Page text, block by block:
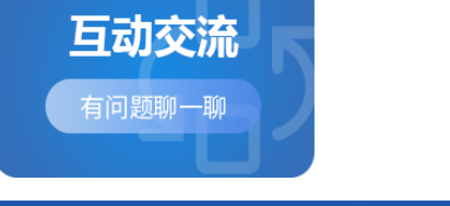
阿根廷一剧院门口汽车失
控冲上人行道...
当地时间7月10日晚，阿根廷
门多萨省科多伊·克鲁斯市一
剧院门口，一辆汽车...
安第斯山脉遭遇冬
风雪 超400人...
地官员称，阿根廷和
附近的安第斯山脉当...